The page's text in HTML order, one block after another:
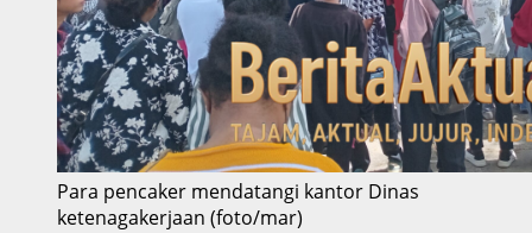
Para pencaker mendatangi kantor Dinas
ketenagakerjaan (foto/mar)